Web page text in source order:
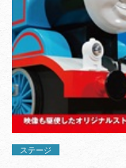
ステージ